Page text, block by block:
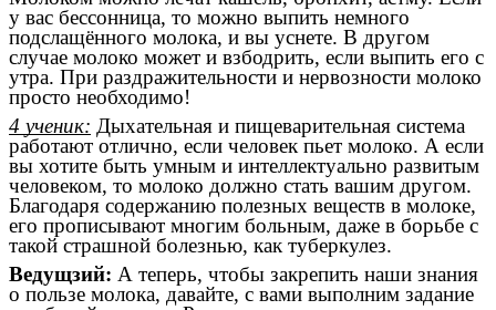
у вас бессонница, то можно выпить немного
подслащённого молока, и вы уснете. В другом
случае молоко может и взбодрить, если выпить его с
утра. При раздражительности и нервозности молоко
просто необходимо!
4 ученик: Дыхательная и пищеварительная система
работают отлично, если человек пьет молоко. А если
вы хотите быть умным и интеллектуально развитым
человеком, то молоко должно стать вашим другом.
Благодаря содержанию полезных веществ в молоке,
его прописывают многим больным, даже в борьбе с
такой страшной болезнью, как туберкулез.
Ведущзий: А теперь, чтобы закрепить наши знания
о пользе молока, давайте, с вами выполним задание